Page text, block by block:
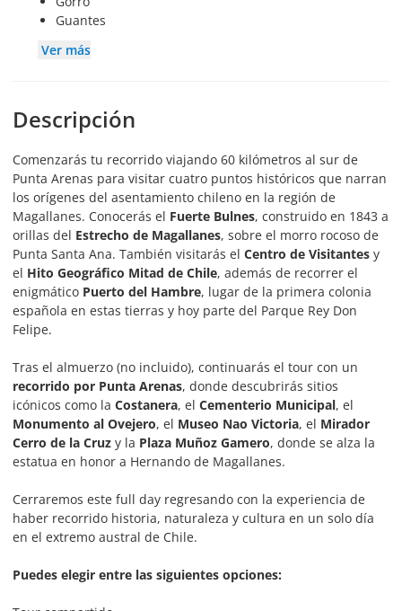
Guantes
Ver más
Descripción
Comenzarás tu recorrido viajando 60 kilómetros al sur de
Punta Arenas para visitar cuatro puntos históricos que narran
los orígenes del asentamiento chileno en la región de
Magallanes. Conocerás el Fuerte Bulnes, construido en 1843 a
orillas del Estrecho de Magallanes, sobre el morro rocoso de
Punta Santa Ana. También visitarás el Centro de Visitantes y
el Hito Geográfico Mitad de Chile, además de recorrer el
enigmático Puerto del Hambre, lugar de la primera colonia
española en estas tierras y hoy parte del Parque Rey Don
Felipe.
Tras el almuerzo (no incluido), continuarás el tour con un
recorrido por Punta Arenas, donde descubrirás sitios
icónicos como la Costanera, el Cementerio Municipal, el
Monumento al Ovejero, el Museo Nao Victoria, el Mirador
Cerro de la Cruz y la Plaza Muñoz Gamero, donde se alza la
estatua en honor a Hernando de Magallanes.
Cerraremos este full day regresando con la experiencia de
haber recorrido historia, naturaleza y cultura en un solo día
en el extremo austral de Chile.
Puedes elegir entre las siguientes opciones: